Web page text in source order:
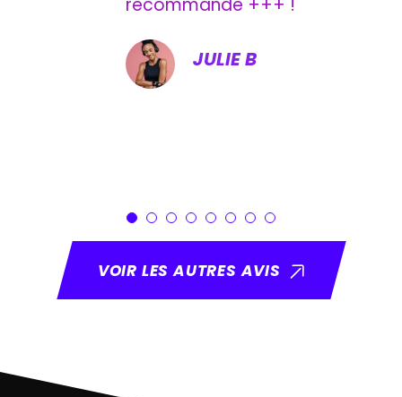
recommande +++ !
JULIE B
VOIR LES AUTRES AVIS